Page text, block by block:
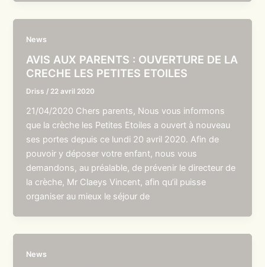
News
AVIS AUX PARENTS : OUVERTURE DE LA
CRECHE LES PETITES ETOILES
Driss / 22 avril 2020
21/04/2020 Chers parents, Nous vous informons
que la crèche les Petites Etoiles a ouvert à nouveau
ses portes depuis ce lundi 20 avril 2020. Afin de
pouvoir y déposer votre enfant, nous vous
demandons, au préalable, de prévenir le directeur de
la crèche, Mr Claeys Vincent, afin qu’il puisse
organiser au mieux le séjour de
News